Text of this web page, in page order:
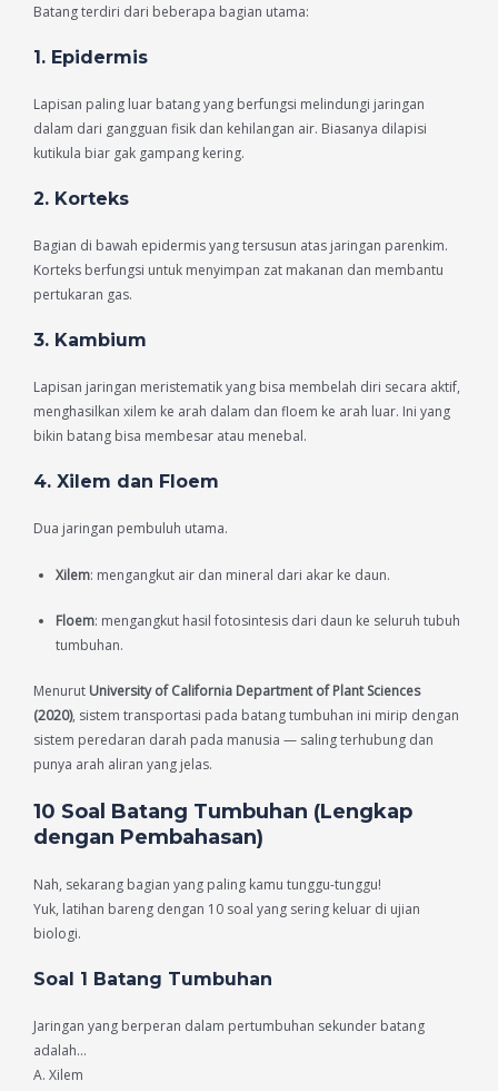
Batang terdiri dari beberapa bagian utama:
1. Epidermis
Lapisan paling luar batang yang berfungsi melindungi jaringan
dalam dari gangguan fisik dan kehilangan air. Biasanya dilapisi
kutikula biar gak gampang kering.
2. Korteks
Bagian di bawah epidermis yang tersusun atas jaringan parenkim.
Korteks berfungsi untuk menyimpan zat makanan dan membantu
pertukaran gas.
3. Kambium
Lapisan jaringan meristematik yang bisa membelah diri secara aktif,
menghasilkan xilem ke arah dalam dan floem ke arah luar. Ini yang
bikin batang bisa membesar atau menebal.
4. Xilem dan Floem
Dua jaringan pembuluh utama.
Xilem: mengangkut air dan mineral dari akar ke daun.
Floem: mengangkut hasil fotosintesis dari daun ke seluruh tubuh
tumbuhan.
Menurut University of California Department of Plant Sciences
(2020), sistem transportasi pada batang tumbuhan ini mirip dengan
sistem peredaran darah pada manusia — saling terhubung dan
punya arah aliran yang jelas.
10 Soal Batang Tumbuhan (Lengkap
dengan Pembahasan)
Nah, sekarang bagian yang paling kamu tunggu-tunggu!
Yuk, latihan bareng dengan 10 soal yang sering keluar di ujian
biologi.
Soal 1 Batang Tumbuhan
Jaringan yang berperan dalam pertumbuhan sekunder batang
adalah…
A. Xilem